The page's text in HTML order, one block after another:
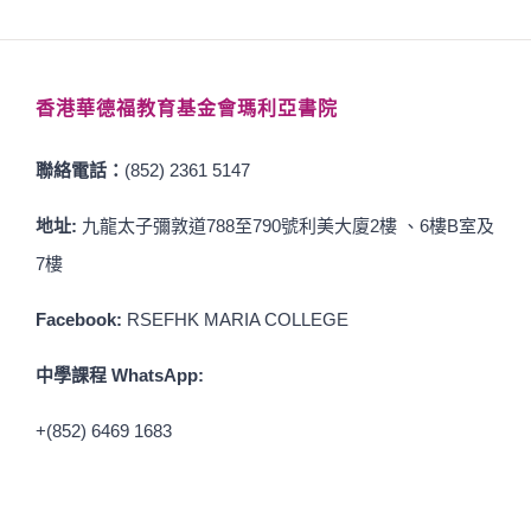
香港華德福教育基金會瑪利亞書院
聯絡電話： (852) 2361 5147
地址: 九龍太子彌敦道788至790號利美大廈2樓 、6樓B室及
7樓
Facebook: RSEFHK MARIA COLLEGE
中學課程 WhatsApp:
+(852) 6469 1683